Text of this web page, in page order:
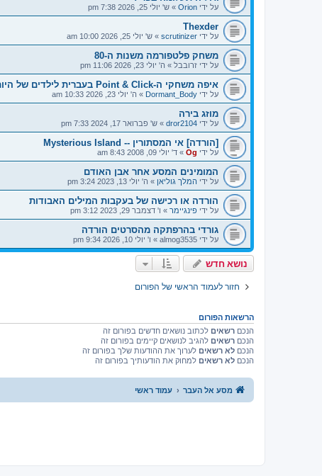
על ידי Orion
» ש' יולי 25, 2026 7:38 pm
Thexder
על ידי scrutinizer
» ש' יולי 25, 2026 10:00 am
משחק פלטפורמה משנות ה-80
על ידי זרובבל » ה' יולי 23, 2026 11:06 pm
איפה משחקי ה-Point & Click בעברית לילדים של היום?
על ידי Dormant_Body
» ה' יולי 23, 2026 10:33 am
מוזג בירה
על ידי dror2104
» ש' פברואר 17, 2024 7:33 pm
[הורדה] אי המסתורין -- Mysterious Island
על ידי Og
» ד' יולי 09, 2008 8:43 am
המומינים המסע אחר אבן האודם
על ידי המלך גוליאן » ה' יולי 13, 2023 3:24 pm
הורדה או רכישה של בעקבות המילים האבודות
על ידי פינגיימר » ו' דצמבר 29, 2023 3:12 pm
גורדי בהרפתקה מהסרטים הורדה
על ידי almog3535
» ו' יולי 10, 2026 9:34 pm
נושא חדש
חזור לעמוד הראשי של הפורום
הרשאות הפורום
הנכם רשאים לכתוב נושאים חדשים בפורום זה
הנכם רשאים להגיב לנושאים קיימים בפורום זה
הנכם לא רשאים לערוך את ההודעות שלך בפורום זה
הנכם לא רשאים למחוק את הודעותיך בפורום זה
מסע אל העבר עמוד ראשי